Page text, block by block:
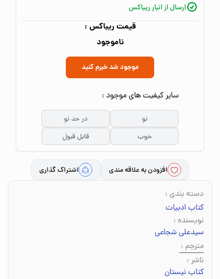
ارسال از انبار ریباکس
قیمت ریباکس :
ناموجود
موجود شد خبرم کنید
سایر کیفیت های موجود :
نو
در حد نو
خوب
قابل قبول
افزودن به علاقه مندی اشتراک گذاری
دسته بندی :
کتاب ادبیات
نویسنده :
سیدعلی شجاعی
مترجم :
ناشر :
کتاب نیستان